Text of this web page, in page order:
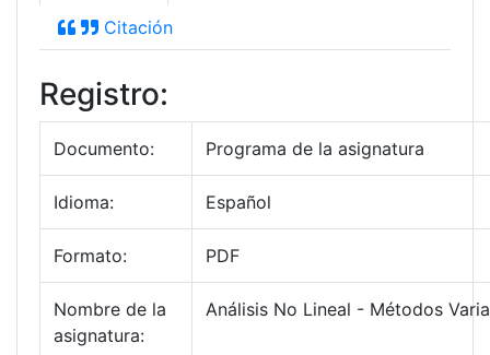
Citación
Registro:
Documento: Programa de la asignatura
Idioma: Español
Formato: PDF
Nombre de la
asignatura:
Análisis No Lineal - Métodos